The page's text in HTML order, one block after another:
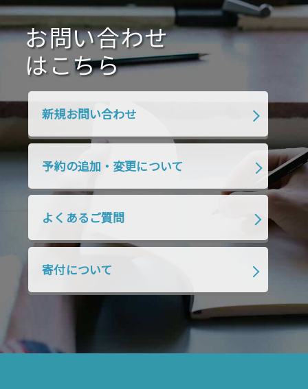
2020年10月 2020年9月 2020年8月
2020年7月 2020年6月 2020年5月
2020年4月 2020年3月 2020年2月
2019年10月 2019年9月
2019年4月
2018年7月 2018年6月
2018年4月 2018年3月 2018年2月
2018年1月 2017年12月
2017年10月 2017年9月 2017年8月
2017年5月
2017年4月
お問い合わせ
はこちら
新規お問い合わせ
予約の追加・変更について
よくあるご質問
寄付について